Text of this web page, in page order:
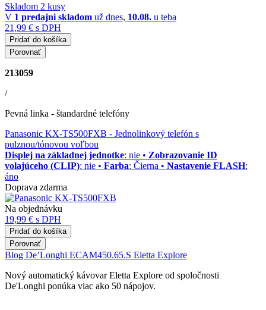
Skladom 2 kusy
V 1 predajni skladom už dnes, 10.08. u teba
21,99 € s DPH
Pridať do košíka
Porovnať
213059
/
Pevná linka - štandardné telefóny
Panasonic KX-TS500FXB - Jednolinkový telefón s
pulznou/tónovou voľbou
Displej na základnej jednotke: nie • Zobrazovanie ID
volajúceho (CLIP): nie • Farba: Čierna • Nastavenie FLASH:
áno
Doprava zdarma
Na objednávku
19,99 € s DPH
Pridať do košíka
Porovnať
Blog De’Longhi ECAM450.65.S Eletta Explore
Nový automatický kávovar Eletta Explore od spoločnosti
De'Longhi ponúka viac ako 50 nápojov.